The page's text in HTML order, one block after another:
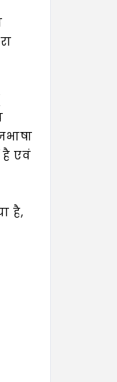
है एवं
है,